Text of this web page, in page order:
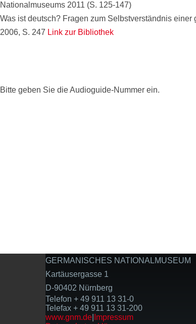
Nationalmuseums 2011 (S. 125-147)
Was ist deutsch? Fragen zum Selbstverständnis
2006, S. 247 Link zur Bibliothek
Bitte geben Sie die Audioguide-Nummer ein.
GERMANISCHES NATIONALMUSEUM
Kartäusergasse 1
D-90402 Nürnberg
Telefon + 49 911 13 31-0
Telefax + 49 911 13 31-200
www.gnm.de Impressum